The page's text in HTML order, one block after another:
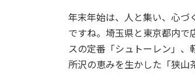
新
日
:
年末年始は、人と集い、心づ
ですね。埼玉県と東京都内で
スの定番「シュトーレン」、
所沢の恵みを生かした「狭山